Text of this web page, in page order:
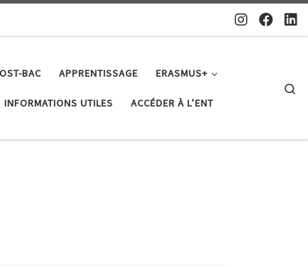
BAC APPRENTISSAGE ERASMUS+
INFORMATIONS UTILES ACCÉDER À L’ENT